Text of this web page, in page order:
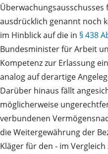
ausdrücklich genannt noch
im Hinblick auf die in § 438
Bundesminister für Arbeit
Kompetenz zur Erlassung
analog auf derartige
Darüber hinaus fällt
möglicherweise
verbundenen
die Weitergewährung der
Kläger für den - im